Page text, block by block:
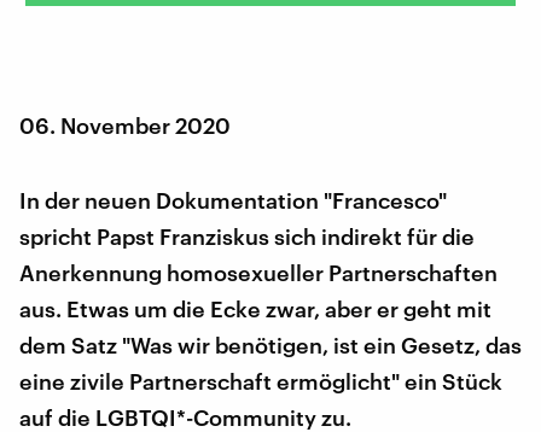
06. November 2020
In der neuen Dokumentation "Francesco"
spricht Papst Franziskus sich indirekt für die
Anerkennung homosexueller Partnerschaften
aus. Etwas um die Ecke zwar, aber er geht mit
dem Satz "Was wir benötigen, ist ein Gesetz, das
eine zivile Partnerschaft ermöglicht" ein Stück
auf die LGBTQI*-Community zu.